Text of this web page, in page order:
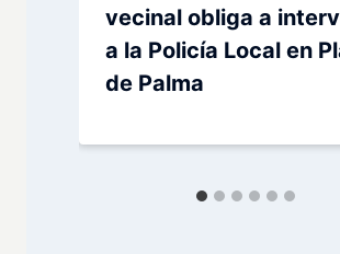
vecinal obliga a
a la Policía Local en
de Palma